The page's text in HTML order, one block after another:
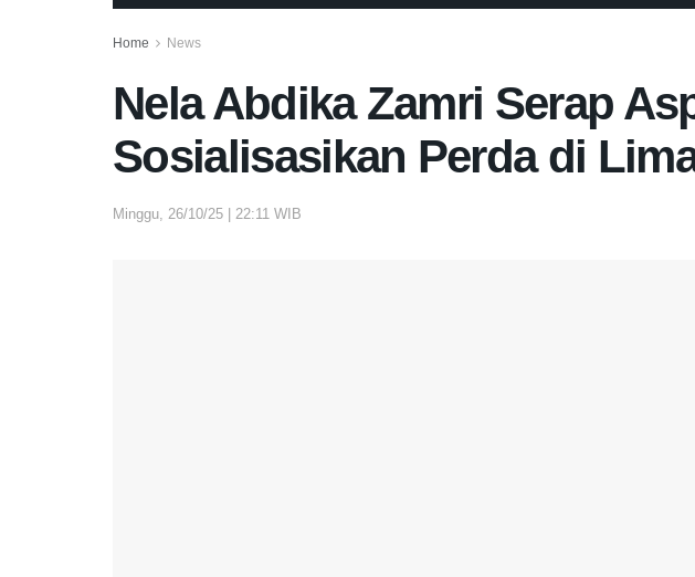
Home News
Nela Abdika Zamri Serap
Sosialisasikan Perda di
Minggu, 26/10/25 | 22:11 WIB